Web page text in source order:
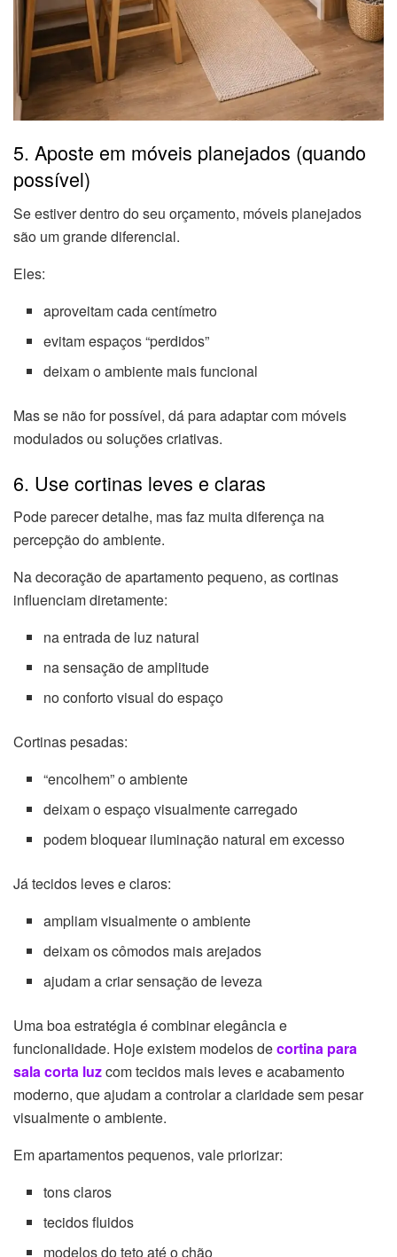
5. Aposte em móveis planejados (quando
possível)
Se estiver dentro do seu orçamento, móveis planejados
são um grande diferencial.
Eles:
aproveitam cada centímetro
evitam espaços “perdidos”
deixam o ambiente mais funcional
Mas se não for possível, dá para adaptar com móveis
modulados ou soluções criativas.
6. Use cortinas leves e claras
Pode parecer detalhe, mas faz muita diferença na
percepção do ambiente.
Na decoração de apartamento pequeno, as cortinas
influenciam diretamente:
na entrada de luz natural
na sensação de amplitude
no conforto visual do espaço
Cortinas pesadas:
“encolhem” o ambiente
deixam o espaço visualmente carregado
podem bloquear iluminação natural em excesso
Já tecidos leves e claros:
ampliam visualmente o ambiente
deixam os cômodos mais arejados
ajudam a criar sensação de leveza
Uma boa estratégia é combinar elegância e
funcionalidade. Hoje existem modelos decortina para
sala corta luzcom tecidos mais leves e acabamento
moderno, que ajudam a controlar a claridade sem pesar
visualmente o ambiente.
Em apartamentos pequenos, vale priorizar:
tons claros
tecidos fluidos
modelos do teto até o chão